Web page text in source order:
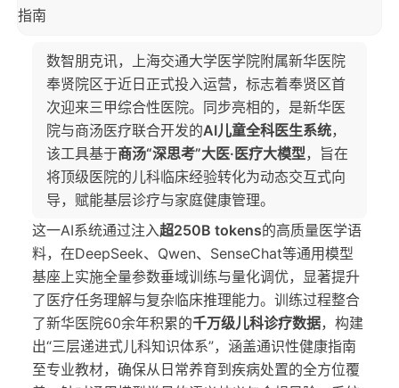
指南
数智朋克讯，上海交通大学医学院附属新华医院
奉贤院区于近日正式投入运营，标志着奉贤区首
次迎来三甲综合性医院。同步亮相的，是新华医
院与商汤医疗联合开发的AI儿童全科医生系统，
该工具基于商汤“深思考”大医·医疗大模型，旨在
将顶级医院的儿科临床经验转化为动态交互式向
导，赋能基层诊疗与家庭健康管理。
这一AI系统通过注入超250B tokens的高质量医学语
料，在DeepSeek、Qwen、SenseChat等通用模型
基座上实施全量参数垂域训练与量化调优，显著提升
了医疗任务理解与复杂临床推理能力。训练过程整合
了新华医院60余年积累的千万级儿科诊疗数据，构建
出“三层递进式儿科知识体系”，涵盖通识性健康指南
至专业教材，确保从日常养育到疾病处置的全方位覆